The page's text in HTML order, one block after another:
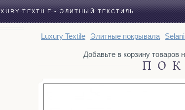
TEXTILE - ЭЛИТНЫЙ ТЕКСТИЛЬ
Luxury Textile Элитные покрывала
Добавьте в корзину товаров